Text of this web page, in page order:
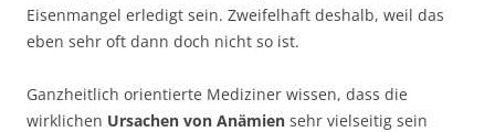
Eisenmangel erledigt sein. Zweifelhaft deshalb, weil das
eben sehr oft dann doch nicht so ist.
Ganzheitlich orientierte Mediziner wissen, dass die
wirklichen Ursachen von Anämien sehr vielseitig sein